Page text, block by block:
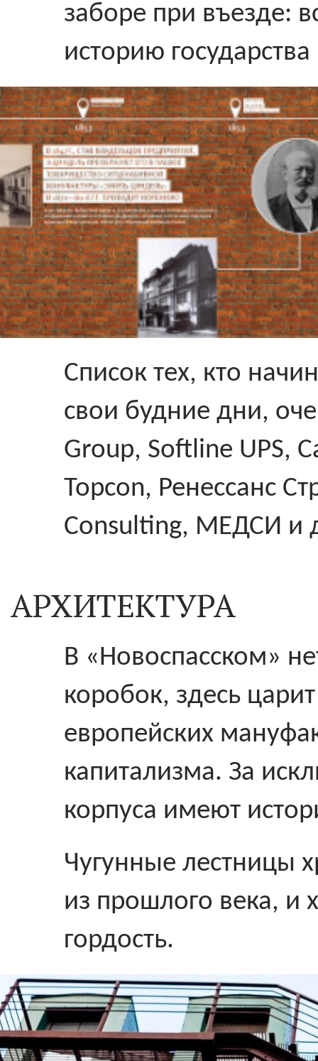
заборе при въезде:
историю
Список тех, кто
свои будние дни,
Group, Softline UPS,
Topcon, Ренессанс
Consulting, MЕДСИ и
АРХИТЕКТУРА
В «Новоспасском»
коробок, здесь
европейских
капитализма. За
корпуса имеют
Чугунные лестницы
из прошлого века, и
гордость.